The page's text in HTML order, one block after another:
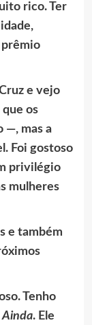
rico. Ter
e vejo
os
—, mas a
Foi gostoso
privilégio
mulheres
e também
Tenho
Ainda. Ele